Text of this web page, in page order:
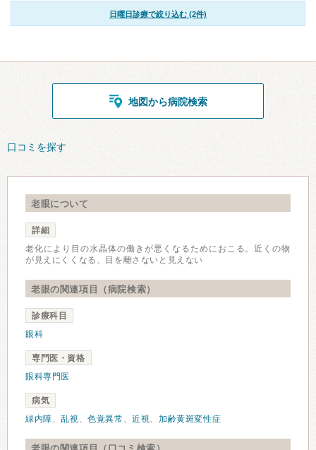
日曜日診療で絞り込む (2件)
地図から病院検索
口コミを探す
老眼について
詳細
老化により目の水晶体の働きが悪くなるためにおこる。近くの物
が見えにくくなる、目を離さないと見えない
老眼の関連項目（病院検索）
診療科目
眼科
専門医・資格
眼科専門医
病気
緑内障、乱視、色覚異常 、近視、加齢黄斑変性症